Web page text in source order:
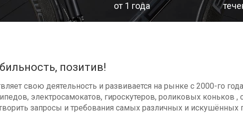
от 1 года
позитив!
свою деятельность и развивается на рынке с 2000-го
электросамокатов, гироскутеров, роликовых коньков ,
запросы и требования самых различных и искушённых